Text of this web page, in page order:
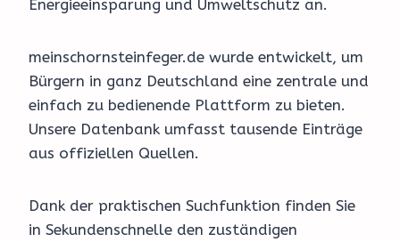
Energieeinsparung und Umweltschutz an.
meinschornsteinfeger.de wurde entwickelt, um
Bürgern in ganz Deutschland eine zentrale und
einfach zu bedienende Plattform zu bieten.
Unsere Datenbank umfasst tausende Einträge
aus offiziellen Quellen.
Dank der praktischen Suchfunktion finden Sie
in Sekundenschnelle den zuständigen